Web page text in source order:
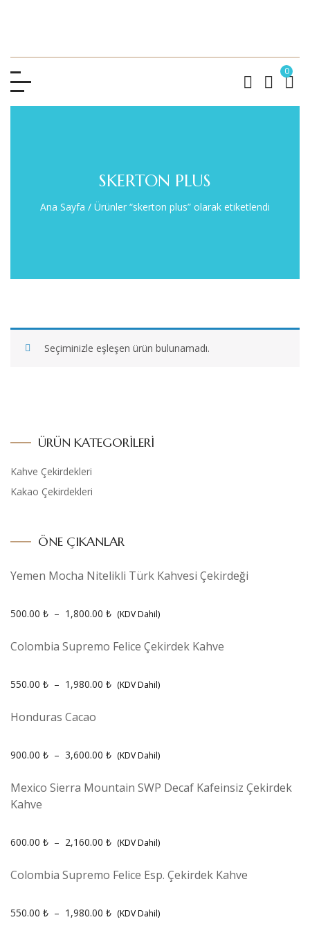
0
SKERTON PLUS
Ana Sayfa / Ürünler “skerton plus” olarak etiketlendi
ÜRÜN KATEGORILERI
Kahve Çekirdekleri
Kakao Çekirdekleri
ÖNE ÇIKANLAR
Yemen Mocha Nitelikli Türk Kahvesi Çekirdeği
500.00 ₺ – 1,800.00 ₺ (KDV Dahil)
Colombia Supremo Felice Çekirdek Kahve
550.00 ₺ – 1,980.00 ₺ (KDV Dahil)
Honduras Cacao
900.00 ₺ – 3,600.00 ₺ (KDV Dahil)
Mexico Sierra Mountain SWP Decaf Kafeinsiz Çekirdek
Kahve
600.00 ₺ – 2,160.00 ₺ (KDV Dahil)
Colombia Supremo Felice Esp. Çekirdek Kahve
550.00 ₺ – 1,980.00 ₺ (KDV Dahil)
Seçiminizle eşleşen ürün bulunamadı.